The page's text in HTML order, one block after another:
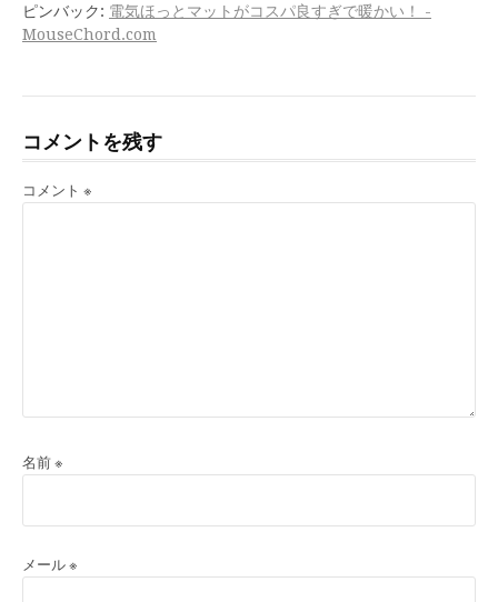
ピンバック: 電気ほっとマットがコスパ良すぎで暖かい！ -
MouseChord.com
コメントを残す
コメント ※
名前 ※
メール ※